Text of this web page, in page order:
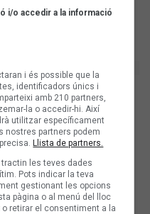
i/o accedir a la informació
i és possible que la
identificadors únics i
amb 210 partners,
la o accedir-hi. Així
utilitzar específicament
nostres partners podem
Llista de partners.
tractin les teves dades
Pots indicar la teva
gestionant les opcions
pàgina o al menú del lloc
retirar el consentiment a la